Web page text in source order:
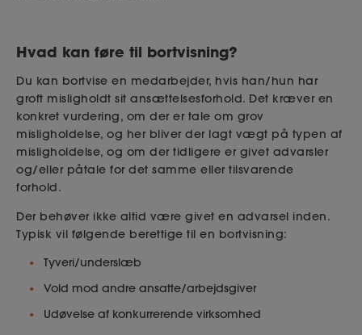
Hvad kan føre til bortvisning?
Du kan bortvise en medarbejder, hvis han/hun har
groft misligholdt sit ansættelsesforhold. Det kræver en
konkret vurdering, om der er tale om grov
misligholdelse, og her bliver der lagt vægt på typen af
misligholdelse, og om der tidligere er givet advarsler
og/eller påtale for det samme eller tilsvarende
forhold.
Der behøver ikke altid være givet en advarsel inden.
Typisk vil følgende berettige til en bortvisning:
Tyveri/underslæb
Vold mod andre ansatte/arbejdsgiver
Udøvelse af konkurrerende virksomhed